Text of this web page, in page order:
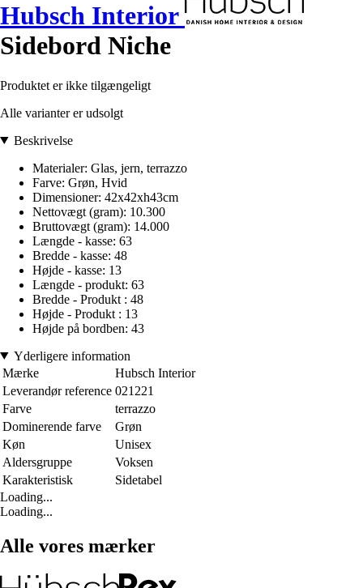
Hubsch Interior
Sidebord Niche
Produktet er ikke tilgængeligt
Alle varianter er udsolgt
Beskrivelse
Materialer: Glas, jern, terrazzo
Farve: Grøn, Hvid
Dimensioner: 42x42xh43cm
Nettovægt (gram): 10.300
Bruttovægt (gram): 14.000
Længde - kasse: 63
Bredde - kasse: 48
Højde - kasse: 13
Længde - produkt: 63
Bredde - Produkt : 48
Højde - Produkt : 13
Højde på bordben: 43
Yderligere information
Mærke
Hubsch Interior
Leverandør reference 021221
Farve
terrazzo
Dominerende farve
Grøn
Køn
Unisex
Aldersgruppe
Voksen
Karakteristisk
Sidetabel
Loading...
Loading...
Alle vores mærker